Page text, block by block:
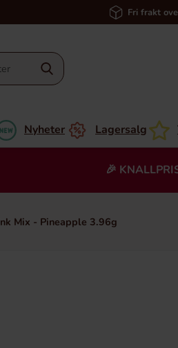
Fri frakt
Nyheter Lagersalg
🎉
Mix - Pineapple 3.96g